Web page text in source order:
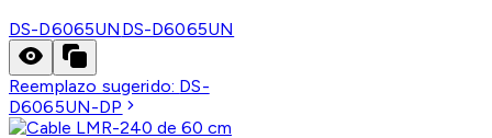
DS-D6065UN DS-D6065UN
Reemplazo sugerido: DS-
D6065UN-DP